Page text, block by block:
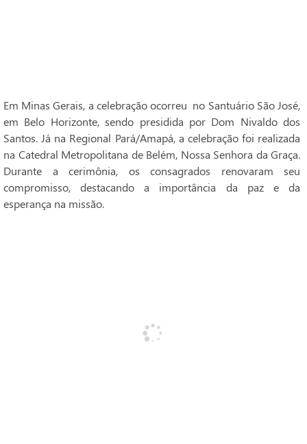
Em Minas Gerais, a celebração ocorreu no Santuário São José,
em Belo Horizonte, sendo presidida por Dom Nivaldo dos
Santos. Já na Regional Pará/Amapá, a celebração foi realizada
na Catedral Metropolitana de Belém, Nossa Senhora da Graça.
Durante a cerimônia, os consagrados renovaram seu
compromisso, destacando a importância da paz e da
esperança na missão.